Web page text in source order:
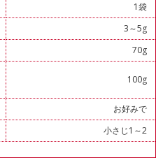
1袋
3～5g
70g
100g
お好みで
小さじ1～2